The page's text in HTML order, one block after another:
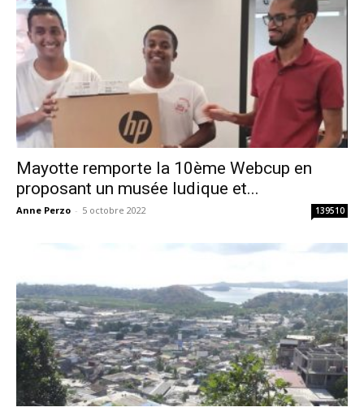
Mayotte remporte la 10ème Webcup en
proposant un musée ludique et...
Anne Perzo - 5 octobre 2022 139510